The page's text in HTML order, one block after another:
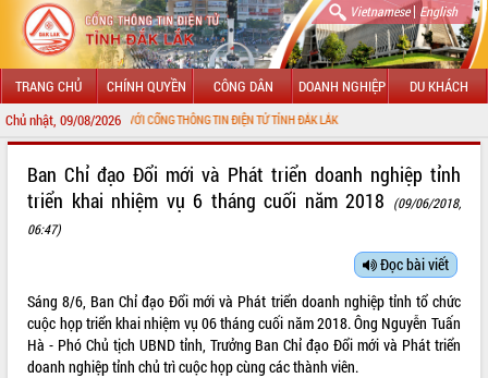
Vietnamese| English
TRANG CHỦ CHÍNH QUYỀN CÔNG DÂN DOANH NGHIỆP DU KHÁCH
Chủ nhật, 09/08/2026
ĐẾN VỚI CỔNG THÔNG TIN ĐIỆN TỬ TỈNH ĐẮK LẮK
LÃNH ĐẠO UBND TỈNH
SỞ, BAN, NGÀNH
UBND CÁC XÃ, PHƯỜNG
Ban Chỉ đạo Đổi mới và Phát triển doanh nghiệp tỉnh
triển khai nhiệm vụ 6 tháng cuối năm 2018
(09/06/2018,
06:47)
Đọc bài viết
Sáng 8/6, Ban Chỉ đạo Đổi mới và Phát triển doanh nghiệp tỉnh tổ chức
cuộc họp triển khai nhiệm vụ 06 tháng cuối năm 2018. Ông Nguyễn Tuấn
Hà - Phó Chủ tịch UBND tỉnh, Trưởng Ban Chỉ đạo Đổi mới và Phát triển
doanh nghiệp tỉnh chủ trì cuộc họp cùng các thành viên.